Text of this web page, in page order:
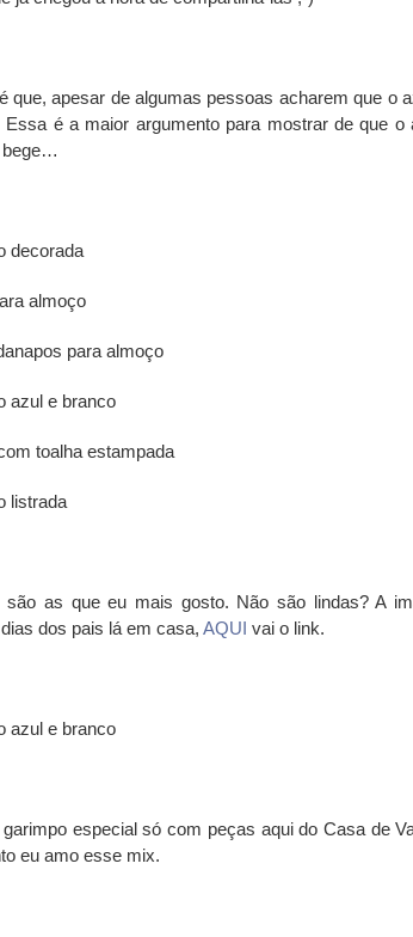
que, apesar de algumas pessoas acharem que o
é a maior argumento para mostrar de que
bege…
as que eu mais gosto. Não são lindas? A
dos pais lá em casa, AQUI vai o link.
especial só com peças aqui do Casa de
eu amo esse mix.